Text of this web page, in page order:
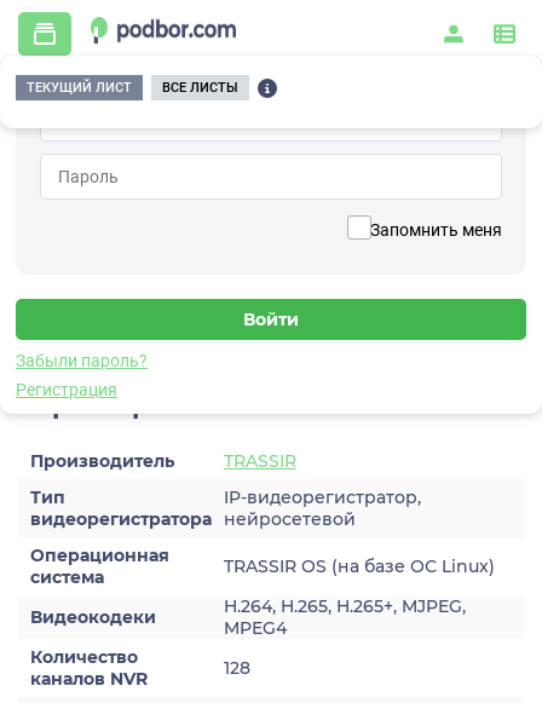
Запомнить меня
Забыли пароль?
Регистрация
ТЕКУЩИЙ ЛИСТ ВСЕ ЛИСТЫ
Главная / Видеонаблюдение / Регистраторы /
TRASSIR NeuroStation CT1 8800R/128-A5
8800R/128-A5
Регистратор
Характеристики
Производитель
TRASSIR
Тип
видеорегистратора
IP-видеорегистратор,
нейросетевой
Операционная
система
TRASSIR OS (на базе ОС Linux)
Видеокодеки
H.264, H.265, H.265+, MJPEG,
MPEG4
Количество
каналов NVR
128